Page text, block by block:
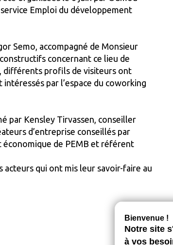
Emploi du développement
Semo, accompagné de Monsieur
concernant ce lieu de
différents profils de visiteurs ont
par l’espace du coworking
par Kensley Tirvassen, conseiller
d’entreprise conseillés par
de PEMB et référent
acteurs qui ont mis leur savoir-faire au